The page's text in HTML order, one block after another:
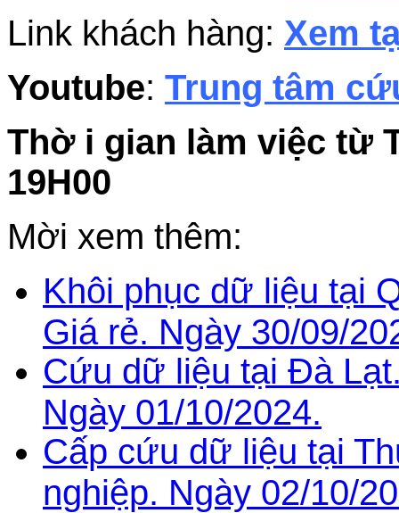
Link khách hàng: Xem
Youtube: Trung tâm
Thờ i gian làm việc từ
19H00
Mời xem thêm:
Khôi phục dữ liệu tại
Giá rẻ. Ngày 30/09/
Cứu dữ liệu tại Đà
Ngày 01/10/2024.
Cấp cứu dữ liệu tại
nghiệp. Ngày 02/10/